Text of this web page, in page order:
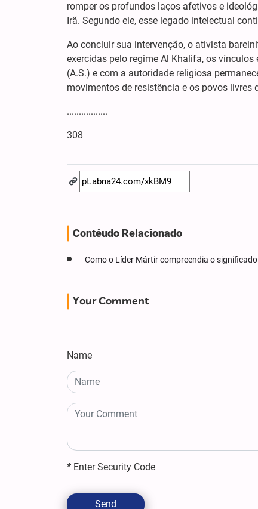
romper os profundos laços afetivos e
Irã. Segundo ele, esse legado intelectual
Ao concluir sua intervenção, o ativista
exercidas pelo regime Al Khalifa, os
(A.S.) e com a autoridade religiosa
movimentos de resistência e os povos livres
.................
308
Contéudo Relacionado
Como o Líder Mártir compreendia o
Your Comment
Name
* Enter Security Code
Send